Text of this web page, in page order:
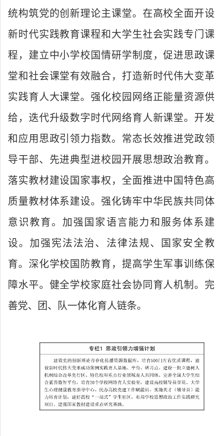
统构筑党的创新理论主课堂。在高校全面开设
新时代实践教育课程和大学生社会实践专门课
程，建立中小学校国情研学制度，促进思政课
堂和社会课堂有效融合，打造新时代伟大变革
实践育人大课堂。强化校园网络正能量资源供
给，迭代升级数字时代网络育人新课堂。开发
和应用思政引领力指数。常态长效推进党政领
导干部、先进典型进校园开展思想政治教育。
落实教材建设国家事权，全面推进中国特色高
质量教材体系建设。强化铸牢中华民族共同体
意识教育。加强国家语言能力和服务体系建
设。加强宪法法治、法律法规、国家安全教
育。深化学校国防教育，提高学生军事训练保
障水平。健全学校家庭社会协同育人机制。完
善党、团、队一体化育人链条。